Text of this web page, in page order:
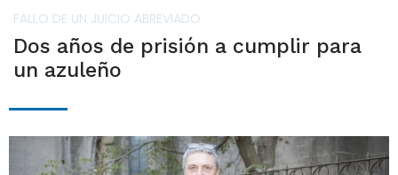
FALLO DE UN JUICIO ABREVIADO
Dos años de prisión a cumplir para
un azuleño